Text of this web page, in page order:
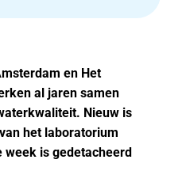
en Het
al jaren samen
Nieuw is
het laboratorium
week is gedetacheerd